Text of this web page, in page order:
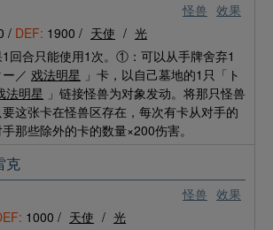
怪兽 效果
/ DEF: 1900 / 天使 / 光
回合只能使用1次。①：可以从手牌舍弃1
／ 戏法明星 」卡，以自己墓地的1只「ト
法明星 」链接怪兽为对象发动。将那只怪兽
这张卡在怪兽区存在，每次有卡从对手的
那些除外的卡的数量×200伤害。
怪兽 效果
克
1000 / 天使 / 光